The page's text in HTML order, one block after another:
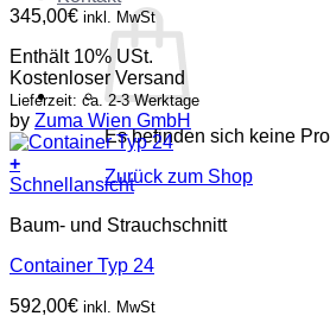
Es befinden sich keine
Zurück zum Shop
345,00€ inkl. MwSt
Enthält 10% USt.
Kostenloser Versand
Lieferzeit: ca. 2-3 Werktage
by Zuma Wien GmbH
+
Schnellansicht
Baum- und Strauchschnitt
Container Typ 24
592,00€ inkl. MwSt